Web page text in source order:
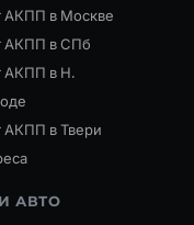
АКПП в Москве
АКПП в СПб
АКПП в Н.
АКПП в Твери
АВТО